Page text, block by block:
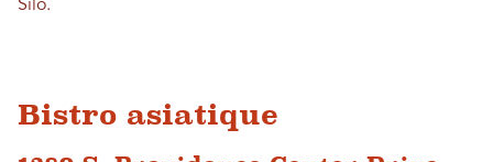
Silo.
Bistro asiatique